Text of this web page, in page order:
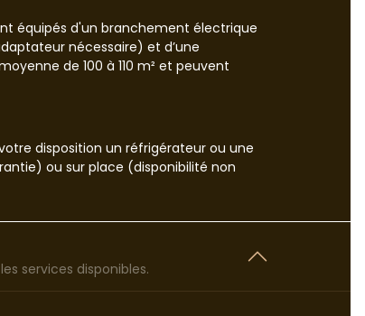
équipés d'un branchement électrique
nécessaire) et d’une
de 100 à 110 m² et peuvent
disposition un réfrigérateur ou une
ou sur place (disponibilité non
services disponibles.